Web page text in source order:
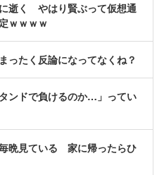
逝く やはり賢ぶって仮想通
ｗｗｗｗ
ったく反論になってなくね？
ンドで負けるのか…」ってい
晩見ている 家に帰ったらひ